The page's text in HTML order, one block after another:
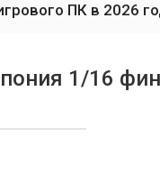
ПК в 2026
1/16